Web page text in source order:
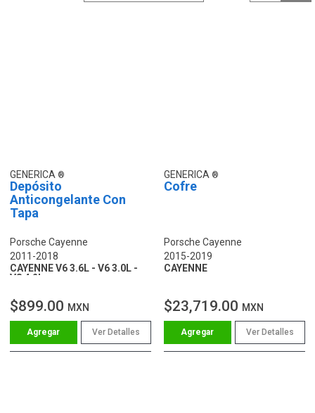
GENERICA
Depósito
Anticongelante Con
Tapa
Porsche Cayenne
2011-2018
CAYENNE V6 3.6L - V6 3.0L -
V8 4.2L
$899.00 MXN
Ver Detalles
GENERICA
Cofre
Porsche Cayenne
2015-2019
CAYENNE
$23,719.00 MXN
Ver Detalles